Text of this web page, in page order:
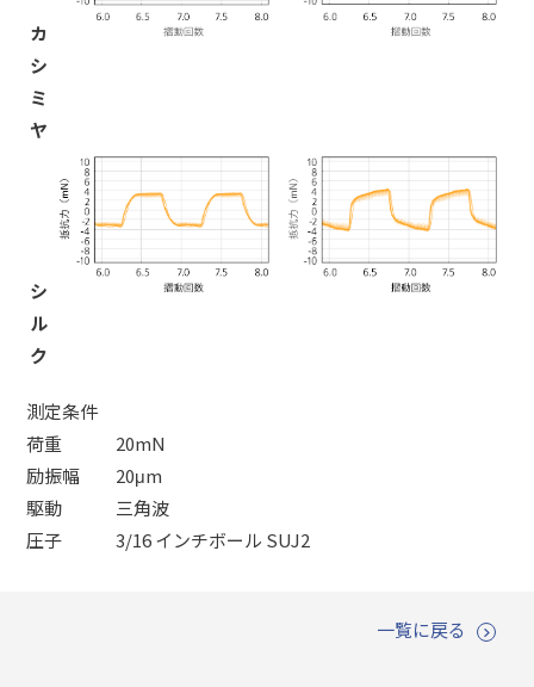
カ
シ
ミ
ヤ
シ
ル
ク
測定条件
荷重 20mN
励振幅 20μm
駆動 三角波
圧子 3/16 インチボール SUJ2
一覧に戻る